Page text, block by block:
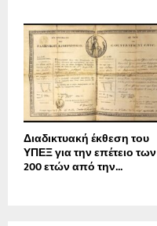
Διαδικτυακή έκθεση του
ΥΠΕΞ για την επέτειο των
200 ετών από την...